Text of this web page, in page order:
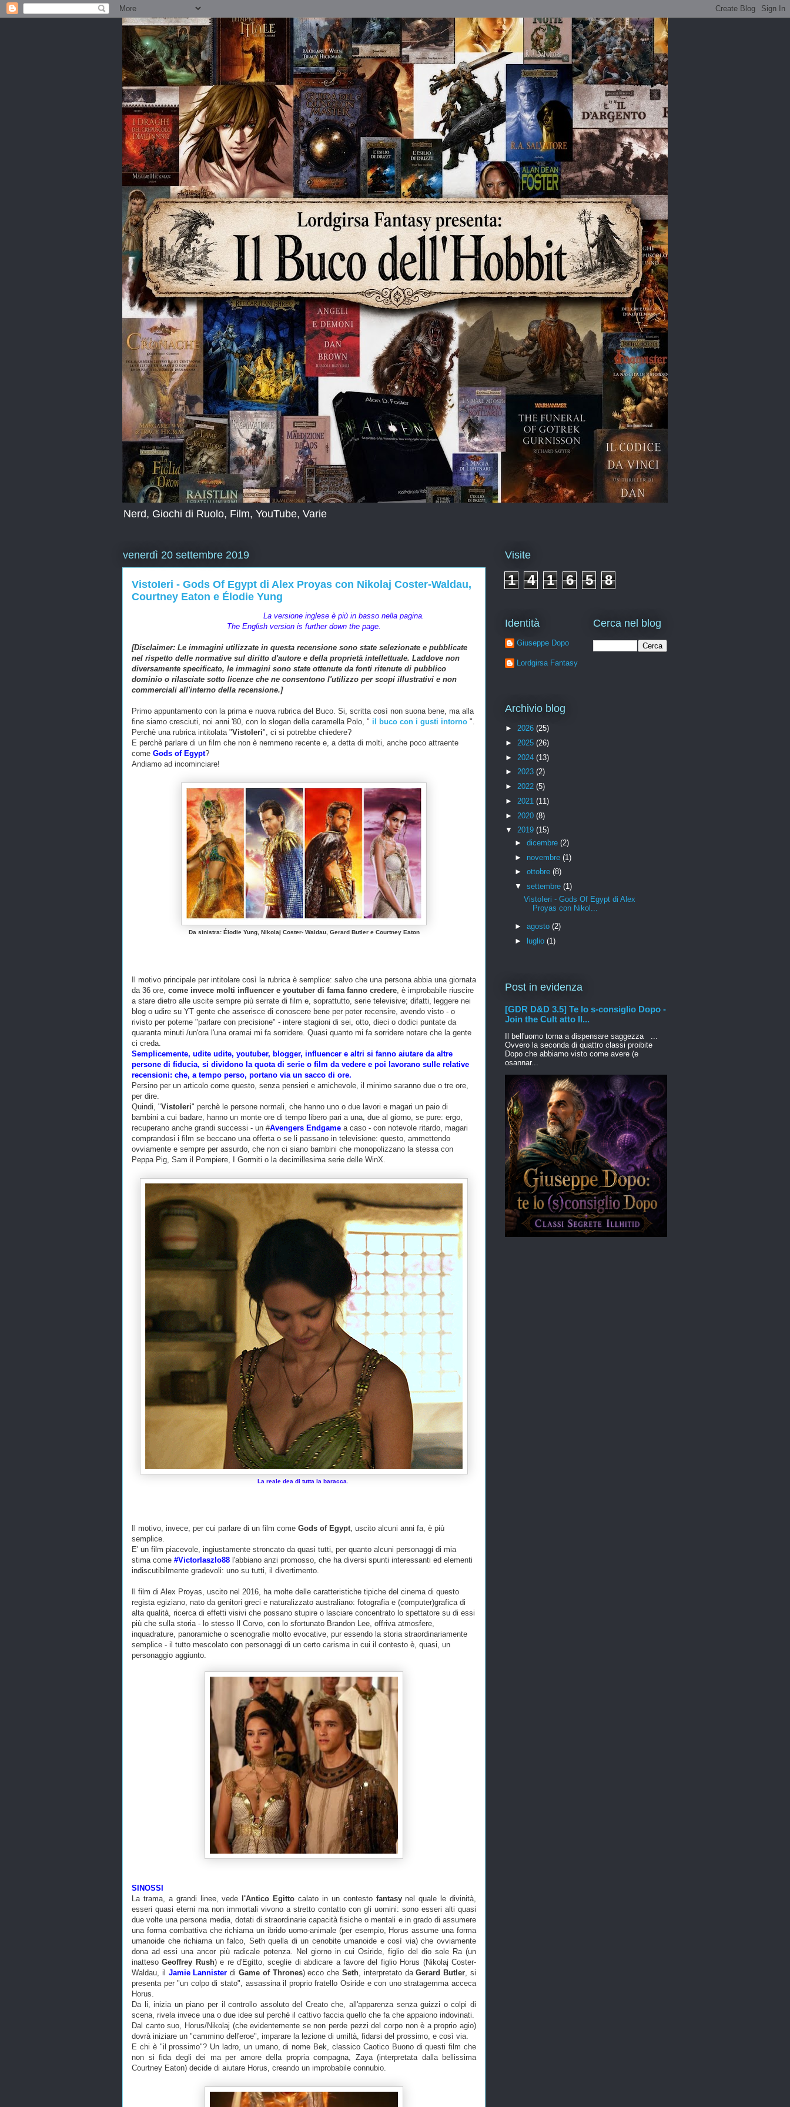
Nerd, Giochi di Ruolo, Film, YouTube, Varie
venerdì 20 settembre 2019
VistoIeri - Gods Of Egypt di Alex Proyas con Nikolaj Coster-Waldau,
Courtney Eaton e Élodie Yung
La versione inglese è più in basso nella pagina.
The English version is further down the page.
[Disclaimer: Le immagini utilizzate in questa recensione sono state selezionate e pubblicate
nel rispetto delle normative sul diritto d'autore e della proprietà intellettuale. Laddove non
diversamente specificato, le immagini sono state ottenute da fonti ritenute di pubblico
dominio o rilasciate sotto licenze che ne consentono l'utilizzo per scopi illustrativi e non
commerciali all'interno della recensione.]
Primo appuntamento con la prima e nuova rubrica del Buco. Si, scritta così non suona bene, ma alla
fine siamo cresciuti, noi anni '80, con lo slogan della caramella Polo, " il buco con i gusti intorno ".
Perchè una rubrica intitolata "VistoIeri", ci si potrebbe chiedere?
E perchè parlare di un film che non è nemmeno recente e, a detta di molti, anche poco attraente
come Gods of Egypt?
Andiamo ad incominciare!
Da sinistra: Élodie Yung, Nikolaj Coster- Waldau, Gerard Butler e Courtney Eaton
Il motivo principale per intitolare così la rubrica è semplice: salvo che una persona abbia una giornata
da 36 ore, come invece molti influencer e youtuber di fama fanno credere , è improbabile riuscire
a stare dietro alle uscite sempre più serrate di film e, soprattutto, serie televisive; difatti, leggere nei
blog o udire su YT gente che asserisce di conoscere bene per poter recensire, avendo visto - o
rivisto per poterne "parlare con precisione" - intere stagioni di sei, otto, dieci o dodici puntate da
quaranta minuti /un'ora l'una oramai mi fa sorridere. Quasi quanto mi fa sorridere notare che la gente
ci creda.
Semplicemente, udite udite, youtuber, blogger, influencer e altri si fanno aiutare da altre
persone di fiducia, si dividono la quota di serie o film da vedere e poi lavorano sulle relative
recensioni: che, a tempo perso, portano via un sacco di ore.
Persino per un articolo come questo, senza pensieri e amichevole, il minimo saranno due o tre ore,
per dire.
Quindi, "VistoIeri" perchè le persone normali, che hanno uno o due lavori e magari un paio di
bambini a cui badare, hanno un monte ore di tempo libero pari a una, due al giorno, se pure: ergo,
recuperano anche grandi successi - un #Avengers Endgame a caso - con notevole ritardo, magari
comprandosi i film se beccano una offerta o se li passano in televisione: questo, ammettendo
ovviamente e sempre per assurdo, che non ci siano bambini che monopolizzano la stessa con
Peppa Pig, Sam il Pompiere, I Gormiti o la decimillesima serie delle WinX.
La reale dea di tutta la baracca.
Il motivo, invece, per cui parlare di un film come Gods of Egypt, uscito alcuni anni fa, è più
semplice.
E' un film piacevole, ingiustamente stroncato da quasi tutti, per quanto alcuni personaggi di mia
stima come #Victorlaszlo88 l'abbiano anzi promosso, che ha diversi spunti interessanti ed elementi
indiscutibilmente gradevoli: uno su tutti, il divertimento.
Il film di Alex Proyas, uscito nel 2016, ha molte delle caratteristiche tipiche del cinema di questo
regista egiziano, nato da genitori greci e naturalizzato australiano: fotografia e (computer)grafica di
alta qualità, ricerca di effetti visivi che possano stupire o lasciare concentrato lo spettatore su di essi
più che sulla storia - lo stesso Il Corvo, con lo sfortunato Brandon Lee, offriva atmosfere,
inquadrature, panoramiche o scenografie molto evocative, pur essendo la storia straordinariamente
semplice - il tutto mescolato con personaggi di un certo carisma in cui il contesto è, quasi, un
personaggio aggiunto.
SINOSSI
La trama, a grandi linee, vede
l'Antico Egitto calato in un contesto fantasynel quale le divinità,
esseri quasi eterni ma non immortali vivono a stretto contatto con gli uomini: sono esseri alti quasi
due volte una persona media, dotati di straordinarie capacità fisiche o mentali e in grado di assumere
una forma combattiva che richiama un ibrido uomo-animale (per esempio, Horus assume una forma
umanoide che richiama un falco, Seth quella di un cenobite umanoide e così via) che ovviamente
dona ad essi una ancor più radicale potenza. Nel giorno in cui Osiride, figlio del dio sole Ra (un
inatteso Geoffrey Rush) e re d'Egitto, sceglie di abdicare a favore del figlio Horus (Nikolaj Coster-
Waldau, il Jamie Lannister diGame of Thrones) ecco cheSeth, interpretato daGerard Butler, si
presenta per "un colpo di stato", assassina il proprio fratello Osiride e con uno stratagemma acceca
Horus.
Da li, inizia un piano per il controllo assoluto del Creato che, all'apparenza senza guizzi o colpi di
scena, rivela invece una o due idee sul perchè il cattivo faccia quello che fa che appaiono indovinati.
Dal canto suo, Horus/Nikolaj (che evidentemente se non perde pezzi del corpo non è a proprio agio)
dovrà iniziare un "cammino dell'eroe", imparare la lezione di umiltà, fidarsi del prossimo, e così via.
E chi è "il prossimo"? Un ladro, un umano, di nome Bek, classico Caotico Buono di questi film che
non si fida degli dei ma per amore della propria compagna, Zaya (interpretata dalla bellissima
Courtney Eaton) decide di aiutare Horus, creando un improbabile connubio.
Visite
1 4 1 6 5 8
Identità
Giuseppe Dopo
Lordgirsa Fantasy
Cerca nel blog
Archivio blog
► 2026 (25)
► 2025 (26)
► 2024 (13)
► 2023 (2)
► 2022 (5)
► 2021 (11)
► 2020 (8)
▼ 2019 (15)
► dicembre (2)
► novembre (1)
► ottobre (8)
▼ settembre (1)
VistoIeri - Gods Of Egypt di Alex
Proyas con Nikol...
► agosto (2)
► luglio (1)
Post in evidenza
[GDR D&D 3.5] Te lo s-consiglio Dopo -
Join the Cult atto II...
Il bell'uomo torna a dispensare saggezza ...
Ovvero la seconda di quattro classi proibite
Dopo che abbiamo visto come avere (e
osannar...